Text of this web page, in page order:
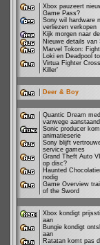
Xbox pauzeert
Game Pass?
Sony wil hardware
verliezen verkopen
Kijk morgen naar
Nieuwe details van
Marvel Tokon:
Loki en Deadpool
Virtua Fighter
Killer’
Deer & Boy
Quantic Dream
vanwege
Sonic producer
animatieserie
Sony blijft
service games
Grand Theft Auto
op disc?
Haunted
nodig
Game Overview
of the Sword
Xbox kondigt
aan
Bungie kondigt
aan
Ratatan komt pas